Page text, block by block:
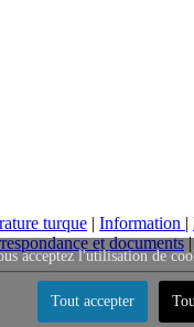
turque | Information |
et documents
acceptez l'utilisation de
Tout accepter